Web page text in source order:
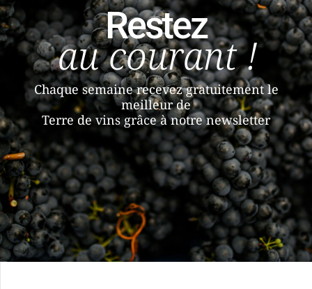
Restez
au courant !
Chaque semaine recevez gratuitement le
meilleur de
Terre de vins grâce à notre newsletter